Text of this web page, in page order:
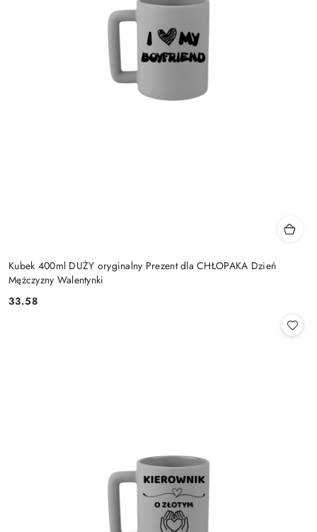
Kubek 400ml DUŻY oryginalny Prezent dla CHŁOPAKA Dzień
Mężczyzny Walentynki
Cena:
33.58